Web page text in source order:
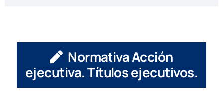
Normativa Acción
ejecutiva. Títulos ejecutivos.